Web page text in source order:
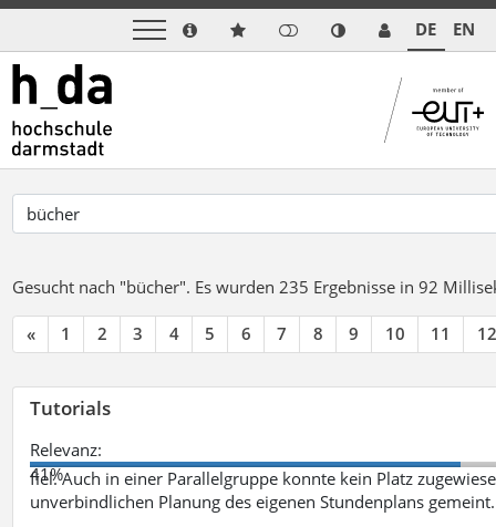
DE EN
Gesucht nach "bücher". Es wurden 235 Ergebnisse in 92
« 1 2 3 4 5 6 7 8 9 10 11 12
Tutorials
Relevanz:
41%
fiel. Auch in einer Parallelgruppe konnte kein Platz
unverbindlichen Planung des eigenen Stundenplans